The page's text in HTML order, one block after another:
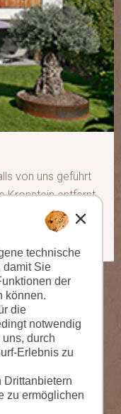
technische
damit Sie
der
können.
die
notwendig
durch
Erlebnis zu
Drittanbietern
zu ermöglichen
von uns geführt
Kronstein entfernt.